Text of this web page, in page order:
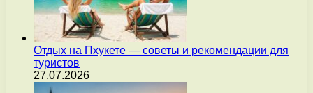
Отдых на Пхукете — советы и рекомендации для
туристов
27.07.2026